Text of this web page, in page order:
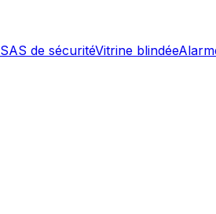
SAS de sécuritéVitrine blindée